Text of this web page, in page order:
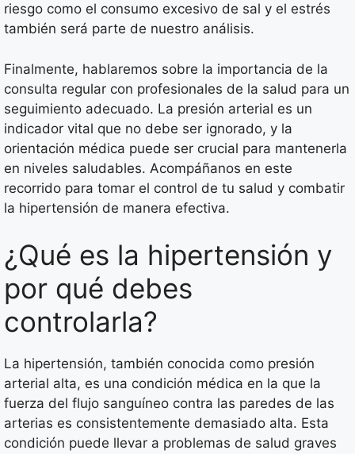
riesgo como el consumo excesivo de sal y el estrés
también será parte de nuestro análisis.
Finalmente, hablaremos sobre la importancia de la
consulta regular con profesionales de la salud para un
seguimiento adecuado. La presión arterial es un
indicador vital que no debe ser ignorado, y la
orientación médica puede ser crucial para mantenerla
en niveles saludables. Acompáñanos en este
recorrido para tomar el control de tu salud y combatir
la hipertensión de manera efectiva.
¿Qué es la hipertensión y
por qué debes
controlarla?
La hipertensión, también conocida como presión
arterial alta, es una condición médica en la que la
fuerza del flujo sanguíneo contra las paredes de las
arterias es consistentemente demasiado alta. Esta
condición puede llevar a problemas de salud graves